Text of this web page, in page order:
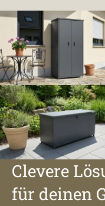
Clevere
für deinen